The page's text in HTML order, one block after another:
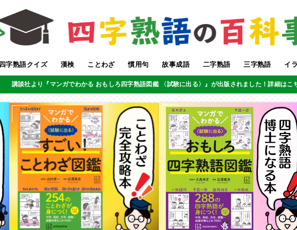
四字熟語クイズ 漢検 ことわざ 慣用句 故事成語 二字熟語 三字熟語 イ
講談社より『マンガでわかる おもしろ四字熟語図鑑 〈試験に出る〉』が出版されました！詳細はこ